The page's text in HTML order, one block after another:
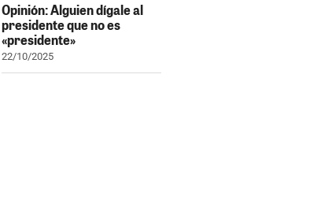
Opinión: Alguien dígale al
presidente que no es
«presidente»
22/10/2025